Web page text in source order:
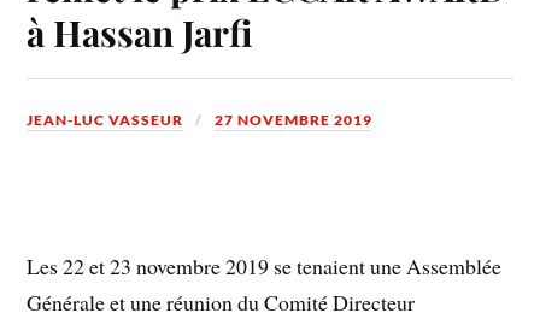
à Hassan Jarfi
JEAN-LUC VASSEUR 27 NOVEMBRE 2019
Les 22 et 23 novembre 2019 se tenaient une Assemblée
Générale et une réunion du Comité Directeur